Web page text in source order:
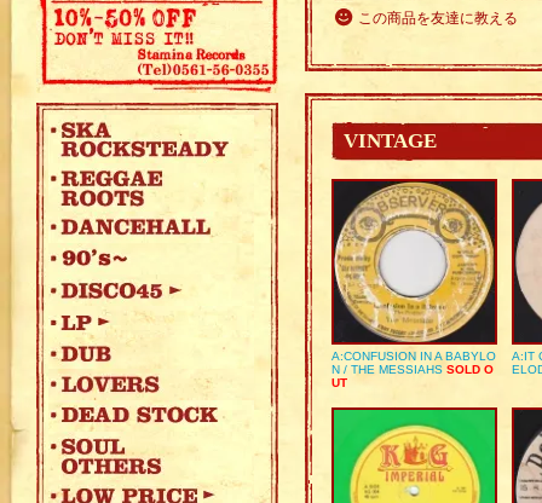
この商品を友達に教える
VINTAGE
A:CONFUSION IN A BABYLO
N / THE MESSIAHS SOLD O
UT
A:IT